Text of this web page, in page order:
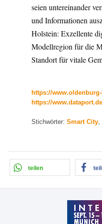
seien untereinander
und Informationen
Holstein: Exzellente
Modellregion für die
Standort für vitale
https://
https://www.dataport.de
Stichwörter: Smart City,
teilen